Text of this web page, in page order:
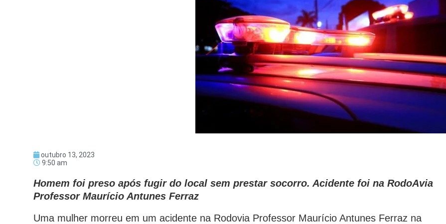
outubro 13, 2023
9:50 am
Homem foi preso após fugir do local sem prestar socorro. Acidente foi na RodoAvia
Professor Maurício Antunes Ferraz
Uma mulher morreu em um acidente na Rodovia Professor Maurício Antunes Ferraz na